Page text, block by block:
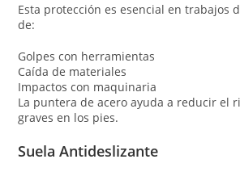
Esta protección es esencial en trabajos
de:
Golpes con herramientas
Caída de materiales
Impactos con maquinaria
La puntera de acero ayuda a reducir el
graves en los pies.
Suela Antideslizante